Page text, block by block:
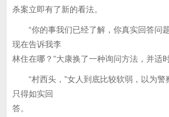
杀案立即有了新的看法。
“你的事我们已经了解，你真实回答问题
现在告诉我李
林住在哪？”大康换了一种询问方法，并适
“村西头，”女人到底比较软弱，以为警
只得如实回
答。